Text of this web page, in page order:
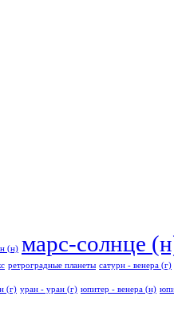
(н) марс-солнце
ретроградные планеты сатурн - венера (г)
(г) уран - уран (г) юпитер - венера (н)